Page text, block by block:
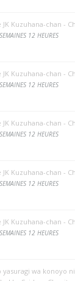
JK Kuzuhana-chan -
12 HEURES
JK Kuzuhana-chan -
12 HEURES
JK Kuzuhana-chan -
12 HEURES
JK Kuzuhana-chan -
12 HEURES
JK Kuzuhana-chan -
12 HEURES
yasuragi wa konoyo